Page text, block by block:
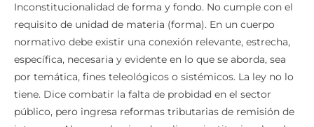
Inconstitucionalidad de forma y fondo. No cumple con el
requisito de unidad de materia (forma). En un cuerpo
normativo debe existir una conexión relevante, estrecha,
específica, necesaria y evidente en lo que se aborda, sea
por temática, fines teleológicos o sistémicos. La ley no lo
tiene. Dice combatir la falta de probidad en el sector
público, pero ingresa reformas tributarias de remisión de